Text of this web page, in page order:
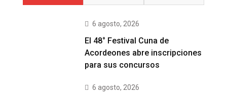
6 agosto, 2026
El 48° Festival Cuna de
Acordeones abre inscripciones
para sus concursos
6 agosto, 2026